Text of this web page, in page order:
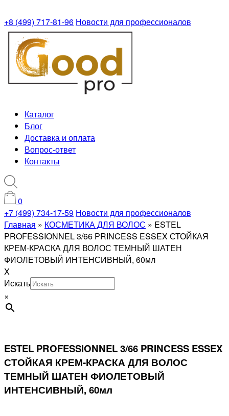
+8 (499) 717-81-96 Новости для профессионалов
Каталог
Блог
Доставка и оплата
Вопрос-ответ
Контакты
0
+7 (499) 734-17-59 Новости для профессионалов
Главная » КОСМЕТИКА ДЛЯ ВОЛОС » ESTEL
PROFESSIONNEL 3/66 PRINCESS ESSEX СТОЙКАЯ
КРЕМ-КРАСКА ДЛЯ ВОЛОС ТЕМНЫЙ ШАТЕН
ФИОЛЕТОВЫЙ ИНТЕНСИВНЫЙ, 60мл
X
Искать
×
ESTEL PROFESSIONNEL 3/66 PRINCESS ESSEX
СТОЙКАЯ КРЕМ-КРАСКА ДЛЯ ВОЛОС
ТЕМНЫЙ ШАТЕН ФИОЛЕТОВЫЙ
ИНТЕНСИВНЫЙ, 60мл